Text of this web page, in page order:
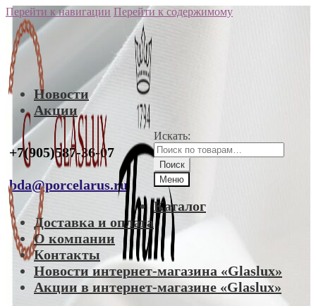
Перейти к навигации Перейти к содержимому
Новости
Акции
+7(905)587-36-07
bda@porcelarus.ru
Искать:
Поиск
Меню
Каталог
Доставка и оплата
О компании
Контакты
Новости интернет-магазина «Glaslux»
Акции в интернет-магазине «Glaslux»